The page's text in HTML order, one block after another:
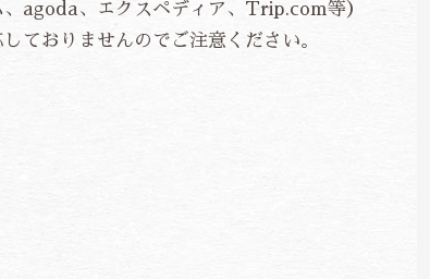
agoda、エクスペディア、Trip.com等）
ておりませんのでご注意ください。